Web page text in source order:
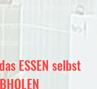
können Sie auch
i uns im
abholen!
ESSEN selbst